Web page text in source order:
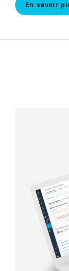
En savoir